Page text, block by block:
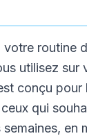
routine
utilisez
conçu
qui